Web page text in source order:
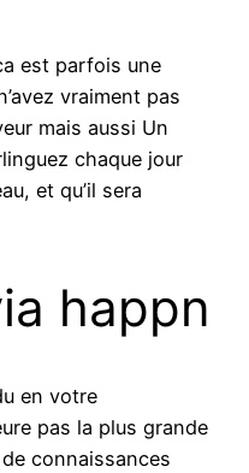
est parfois une
vraiment pas
mais aussi Un
chaque jour
et qu’il sera
happn
en votre
pas la plus grande
connaissances